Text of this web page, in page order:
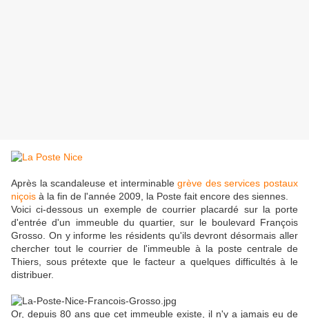
Après la scandaleuse et interminablegrève des services postaux
niçois à la fin de l'année 2009, la Poste fait encore des siennes.
Voici ci-dessous un exemple de courrier placardé sur la porte
d'entrée d'un immeuble du quartier, sur le boulevard François
Grosso. On y informe les résidents qu'ils devront désormais aller
chercher tout le courrier de l'immeuble à la poste centrale de
Thiers, sous prétexte que le facteur a quelques difficultés à le
distribuer.
Or, depuis 80 ans que cet immeuble existe, il n'y a jamais eu de